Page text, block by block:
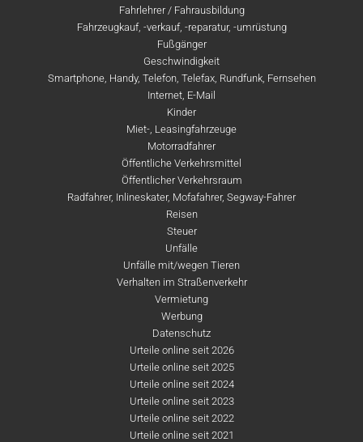
Fahrlehrer / Fahrausbildung
Fahrzeugkauf, -verkauf, -reparatur, -umrüstung
Fußgänger
Geschwindigkeit
Smartphone, Handy, Telefon, Telefax, Rundfunk, Fernsehen
Internet, E-Mail
Kinder
Miet-, Leasingfahrzeuge
Motorradfahrer
Öffentliche Verkehrsmittel
Öffentlicher Verkehrsraum
Radfahrer, Inlineskater, Mofafahrer, Segway-Fahrer
Reisen
Steuer
Unfälle
Unfälle mit/wegen Tieren
Verhalten im Straßenverkehr
Vermietung
Werbung
Datenschutz
Urteile online seit 2026
Urteile online seit 2025
Urteile online seit 2024
Urteile online seit 2023
Urteile online seit 2022
Urteile online seit 2021